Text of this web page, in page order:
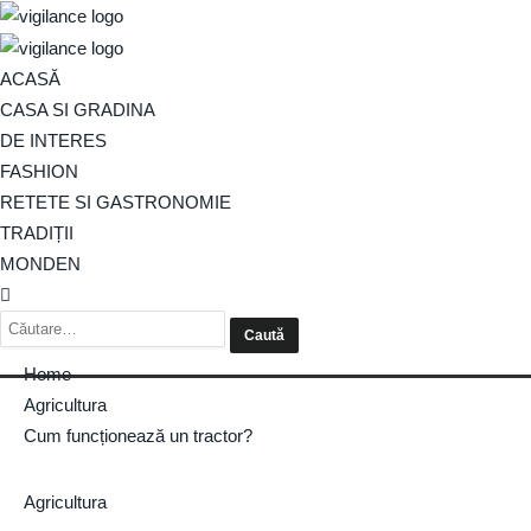
ACASĂ
CASA SI GRADINA
DE INTERES
FASHION
RETETE SI GASTRONOMIE
TRADIȚII
MONDEN
Home
Agricultura
Cum funcționează un tractor?
Agricultura